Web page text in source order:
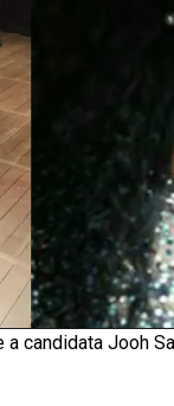
candidata Jooh